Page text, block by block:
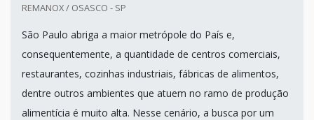
REMANOX / OSASCO - SP
São Paulo abriga a maior metrópole do País e,
consequentemente, a quantidade de centros comerciais,
restaurantes, cozinhas industriais, fábricas de alimentos,
dentre outros ambientes que atuem no ramo de produção
alimentícia é muito alta. Nesse cenário, a busca por um